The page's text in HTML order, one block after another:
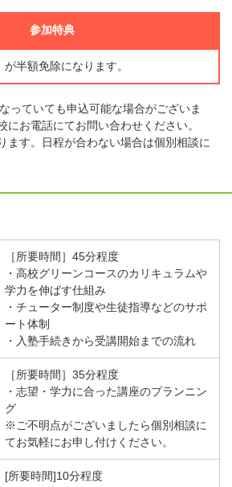
参加特典
半額免除になります。
っていても申込可能な場合がございま
にお電話にてお問い合わせください。
ます。日程が合わない場合は個別相談に
［所要時間］45分程度
・高校グリーンコースのカリキュラムや
学力を伸ばす仕組み
・チューター制度や生徒指導などのサポ
ート体制
・入塾手続きから受講開始までの流れ
［所要時間］35分程度
・志望・学力に合った講座のプランニン
グ
※ご不明点がございましたら個別相談に
てお気軽にお申し付けください。
[所要時間]10分程度